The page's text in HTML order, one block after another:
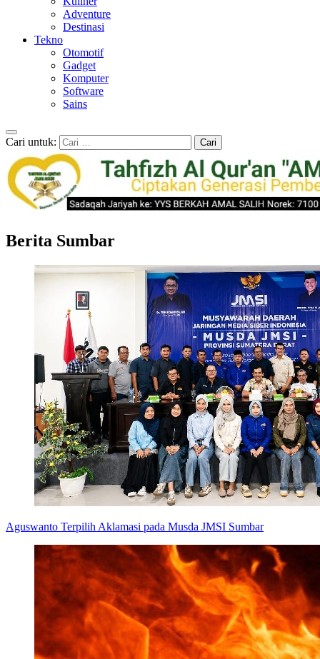
Adventure
Destinasi
Tekno
Otomotif
Gadget
Komputer
Software
Sains
Cari untuk:
Berita Sumbar
Aguswanto Terpilih Aklamasi pada Musda JMSI Sumbar